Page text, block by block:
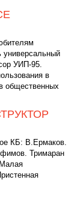
универсальный
УИП-95.
в
общественных
КБ: В.Ермаков.
Тримаран